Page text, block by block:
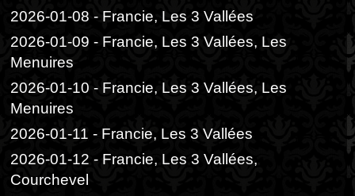
2026-01-08 - Francie, Les 3 Vallées
2026-01-09 - Francie, Les 3 Vallées, Les
Menuires
2026-01-10 - Francie, Les 3 Vallées, Les
Menuires
2026-01-11 - Francie, Les 3 Vallées
2026-01-12 - Francie, Les 3 Vallées,
Courchevel